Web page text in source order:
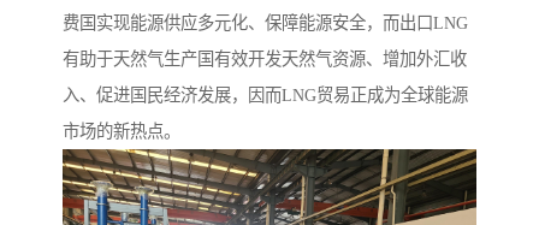
费国实现能源供应多元化、保障能源安全，而出口LNG
有助于天然气生产国有效开发天然气资源、增加外汇收
入、促进国民经济发展，因而LNG贸易正成为全球能源
市场的新热点。